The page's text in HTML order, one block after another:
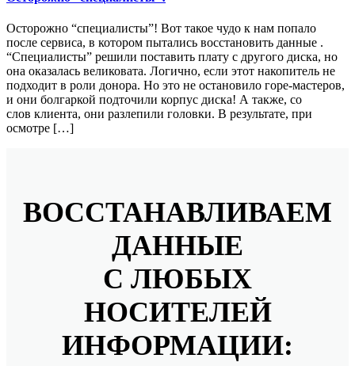
Осторожно “специалисты”! Вот такое чудо к нам попало
после сервиса, в котором пытались восстановить данные .
“Специалисты” решили поставить плату с другого диска, но
она оказалась великовата. Логично, если этот накопитель не
подходит в роли донора. Но это не остановило горе-мастеров,
и они болгаркой подточили корпус диска! А также, со
слов клиента, они разлепили головки. В результате, при
осмотре […]
ВОССТАНАВЛИВАЕМ
ДАННЫЕ
С ЛЮБЫХ
НОСИТЕЛЕЙ
ИНФОРМАЦИИ: